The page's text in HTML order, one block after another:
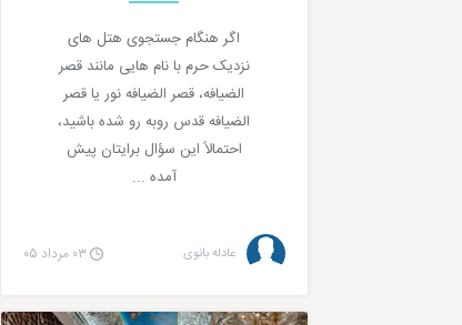
اگر هنگام جستجوی هتل های
نزدیک حرم با نام هایی مانند قصر
الضیافه، قصر الضیافه نور یا قصر
الضیافه قدس روبه رو شده باشید،
احتمالاً این سؤال برایتان پیش
آمده ...
عادله بانوی ۰۳ مرداد ۰۵